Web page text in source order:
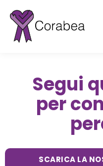
contenuto
Segui
per
SCARICA LA